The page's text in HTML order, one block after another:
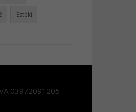
Esteki
03972091205